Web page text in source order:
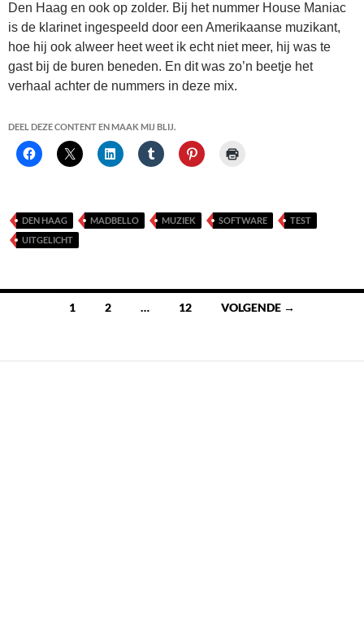
Den Haag en ook op zolder. Bij het nummer House Maniac
is de klarinet ingespeeld door een Amerikaanse muzikant,
hoe hij ook alweer heet weet ik echt niet meer, hij was te
gast bij de buren beneden. En dit was zo’n beetje het
verhaal achter de nummers in deze mix.
DEEL DEZE CONTENT EN MAAK MIJ BLIJ.
DEN HAAG MADBELLO MUZIEK SOFTWARE
TEST
UITGELICHT
Berichten
1 2 … 12 VOLGENDE →